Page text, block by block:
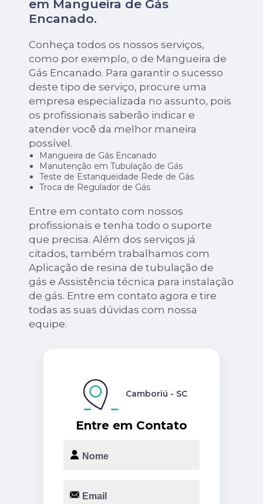
em Mangueira de Gás
Encanado.
Conheça todos os nossos serviços,
como por exemplo, o de Mangueira de
Gás Encanado. Para garantir o sucesso
deste tipo de serviço, procure uma
empresa especializada no assunto, pois
os profissionais saberão indicar e
atender você da melhor maneira
possível.
Mangueira de Gás Encanado
Manutenção em Tubulação de Gás
Teste de Estanqueidade Rede de Gás
Troca de Regulador de Gás
Entre em contato com nossos
profissionais e tenha todo o suporte
que precisa. Além dos serviços já
citados, também trabalhamos com
Aplicação de resina de tubulação de
gás e Assistência técnica para instalação
de gás. Entre em contato agora e tire
todas as suas dúvidas com nossa
equipe.
Entre em Contato
Camboriú - SC